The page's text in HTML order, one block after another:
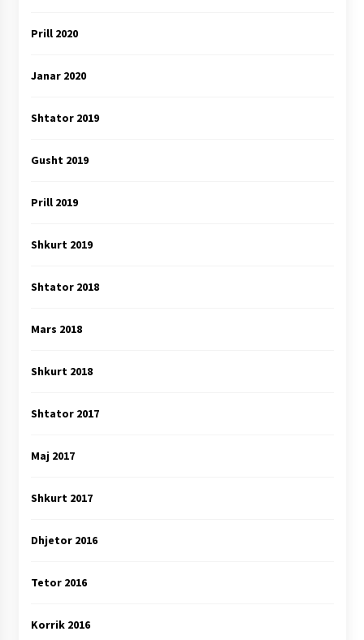
Prill 2020
Janar 2020
Shtator 2019
Gusht 2019
Prill 2019
Shkurt 2019
Shtator 2018
Mars 2018
Shkurt 2018
Shtator 2017
Maj 2017
Shkurt 2017
Dhjetor 2016
Tetor 2016
Korrik 2016